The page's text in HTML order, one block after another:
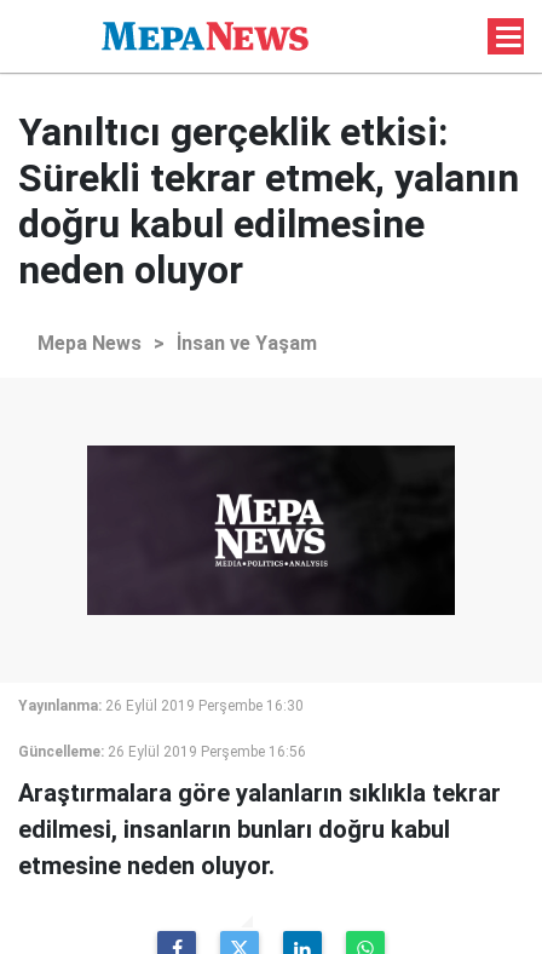
Yanıltıcı gerçeklik etkisi:
Sürekli tekrar etmek, yalanın
doğru kabul edilmesine
neden oluyor
Mepa News > İnsan ve Yaşam
Yayınlanma: 26 Eylül 2019 Perşembe 16:30
Güncelleme: 26 Eylül 2019 Perşembe 16:56
Araştırmalara göre yalanların sıklıkla tekrar
edilmesi, insanların bunları doğru kabul
etmesine neden oluyor.